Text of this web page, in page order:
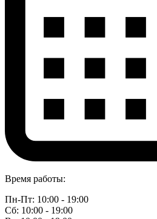
Время работы:
Пн-Пт: 10:00 - 19:00
Сб: 10:00 - 19:00